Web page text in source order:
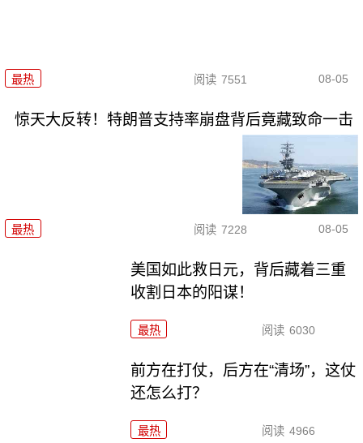
最热 阅读 7551 08-05
惊天大反转！特朗普支持率崩盘背后竟藏致命一击
最热 阅读 7228 08-05
美国如此救日元，背后藏着三重
收割日本的阳谋！
最热 阅读 6030
前方在打仗，后方在“清场”，这仗
还怎么打？
最热 阅读 4966